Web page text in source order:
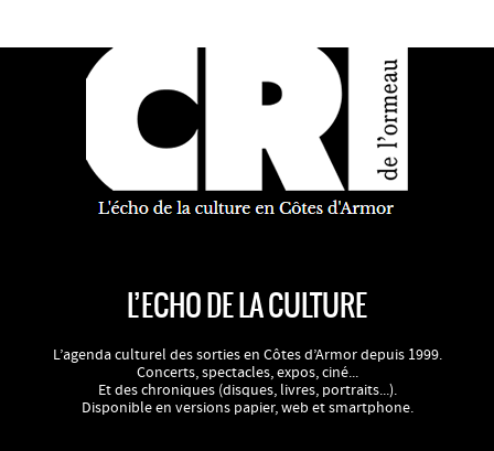
L’ECHO DE LA CULTURE
L’agenda culturel des sorties en Côtes d’Armor depuis 1999.
Concerts, spectacles, expos, ciné...
Et des chroniques (disques, livres, portraits...).
Disponible en versions papier, web et smartphone.